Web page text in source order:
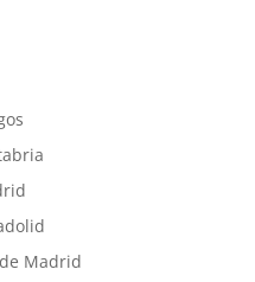
Madrid